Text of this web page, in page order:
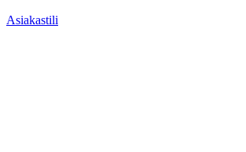
Asiakastili